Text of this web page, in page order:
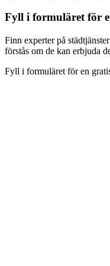
Fyll i formuläret för
Finn experter på
förstås om de kan erbjuda
Fyll i formuläret för en